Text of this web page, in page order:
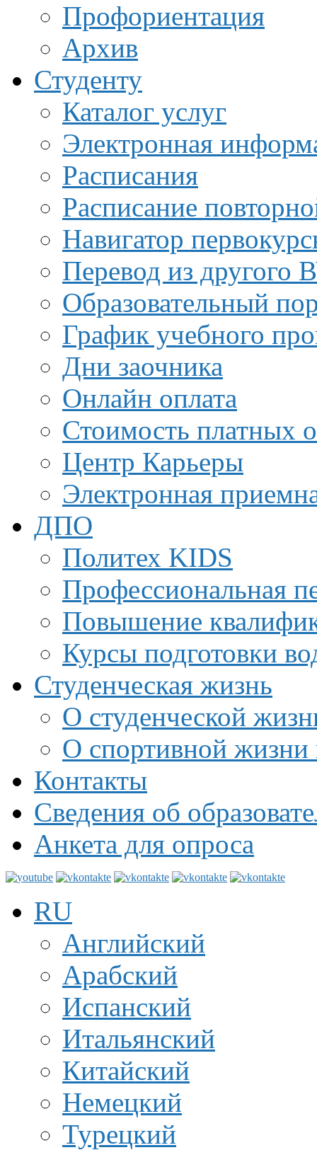
Профориентация
Архив
Студенту
Каталог услуг
Электронная
Расписания
Расписание
Навигатор
Перевод из другого
Образовательный
График учебного
Дни заочника
Онлайн оплата
Стоимость платных
Центр Карьеры
Электронная
ДПО
Политех KIDS
Профессиональная
Повышение
Курсы подготовки
Студенческая жизнь
О студенческой
О спортивной жизни
Контакты
Сведения об
Анкета для опроса
RU
Английский
Арабский
Испанский
Итальянский
Китайский
Немецкий
Турецкий